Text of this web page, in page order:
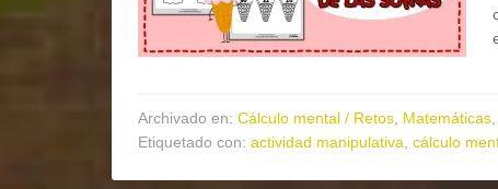
Archivado en: Cálculo mental / Retos Matemáticas
Etiquetado con: actividad manipulativa cálculo